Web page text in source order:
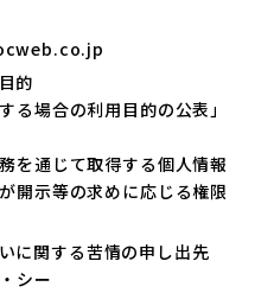
的
る場合の利用目的の公表」
を通じて取得する個人情報
開示等の求めに応じる権限
に関する苦情の申し出先
シー